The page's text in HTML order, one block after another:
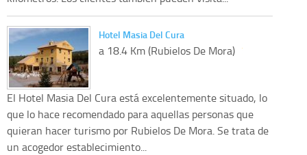
Hotel Masia Del Cura
a 18.4 Km (Rubielos De Mora)
El Hotel Masia Del Cura está excelentemente situado, lo
que lo hace recomendado para aquellas personas que
quieran hacer turismo por Rubielos De Mora. Se trata de
un acogedor establecimiento...